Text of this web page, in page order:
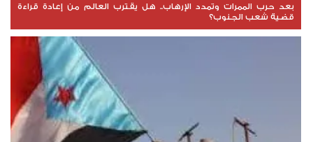
بعد حرب الممرات وتمدد الإرهاب.. هل يقترب العالم من إعادة قراءة
قضية شعب الجنوب؟